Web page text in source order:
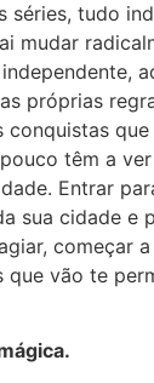
séries, tudo
mudar
próprias
conquistas
têm a
Entrar
sua cidade e
começar
que vão te